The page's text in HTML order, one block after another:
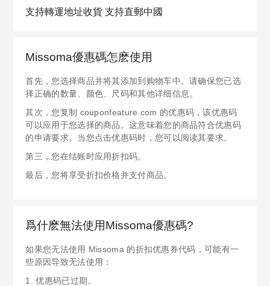
支持轉運地址收貨 支持直郵中國
Missoma優惠碼怎麽使用
首先，您选择商品并将其添加到购物车中。请确保您已选
择正确的数量、颜色、尺码和其他详细信息。
其次，您复制 couponfeature.com 的优惠码，该优惠码
可以应用于您选择的商品。这意味着您的商品符合优惠码
的申请要求。当您点击优惠码时，您可以阅读其要求。
第三，您在结账时应用折扣码。
最后，您将享受折扣价格并支付商品。
爲什麽無法使用Missoma優惠碼?
如果您无法使用 Missoma 的折扣优惠券代码，可能有一
些原因导致无法使用：
1. 优惠码已过期。